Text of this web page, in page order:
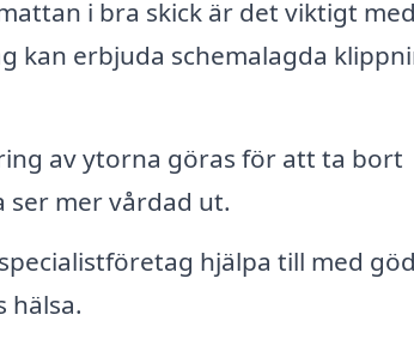
i bra skick är det viktigt med
kan erbjuda schemalagda
av ytorna göras för att ta bort
mer vårdad ut.
hjälpa till med